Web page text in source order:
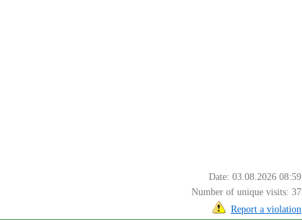
Date: 03.08.2026 08:59
Number of unique visits: 37
Report a violation